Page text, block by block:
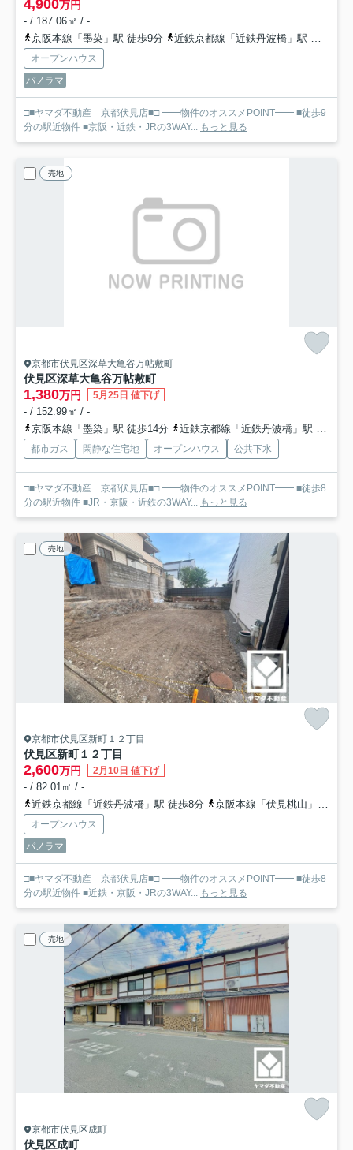
4,900万円
- / 187.06㎡ / -
京阪本線「墨染」駅 徒歩9分
近鉄京都線「近鉄丹波橋」駅 徒歩11分
オープンハウス
パノラマ
□■ヤマダ不動産 京都伏見店■□ ━━物件のオススメPOINT━━ ■徒歩9
分の駅近物件 ■京阪・近鉄・JRの3WAY...
もっと見る
売地
京都市伏見区深草大亀谷万帖敷町
伏見区深草大亀谷万帖敷町
1,380万円 5月25日 値下げ
- / 152.99㎡ / -
京阪本線「墨染」駅 徒歩14分
近鉄京都線「近鉄丹波橋」駅 徒歩24分
都市ガス 閑静な住宅地 オープンハウス 公共下水
□■ヤマダ不動産 京都伏見店■□ ━━物件のオススメPOINT━━ ■徒歩8
分の駅近物件 ■JR・京阪・近鉄の3WAY...
もっと見る
売地
京都市伏見区新町１２丁目
伏見区新町１２丁目
2,600万円 2月10日 値下げ
- / 82.01㎡ / -
近鉄京都線「近鉄丹波橋」駅 徒歩8分
京阪本線「伏見桃山」駅 徒歩15分
オープンハウス
パノラマ
□■ヤマダ不動産 京都伏見店■□ ━━物件のオススメPOINT━━ ■徒歩8
分の駅近物件 ■近鉄・京阪・JRの3WAY...
もっと見る
売地
京都市伏見区成町
伏見区成町